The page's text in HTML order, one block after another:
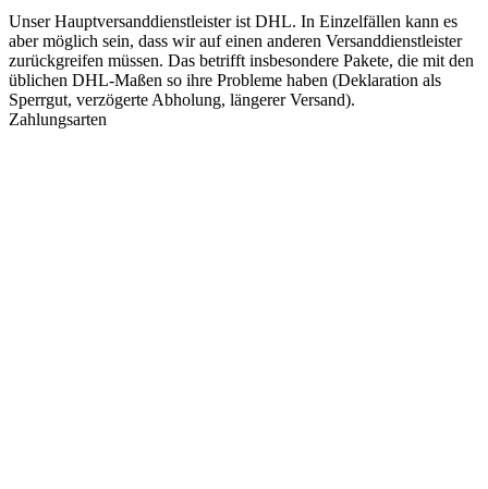
Unser Hauptversanddienstleister ist DHL. In Einzelfällen kann es
aber möglich sein, dass wir auf einen anderen Versanddienstleister
zurückgreifen müssen. Das betrifft insbesondere Pakete, die mit den
üblichen DHL-Maßen so ihre Probleme haben (Deklaration als
Sperrgut, verzögerte Abholung, längerer Versand).
Zahlungsarten